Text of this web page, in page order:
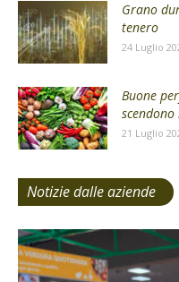
Grano
tenero
24 Luglio
Buone
21 Luglio
Notizie dalle aziende